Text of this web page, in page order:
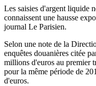
Les saisies d'argent liquide
connaissent une hausse
journal Le Parisien.
Selon une note de la
enquêtes douanières citée
millions d'euros au premier
pour la même période de
d'euros.